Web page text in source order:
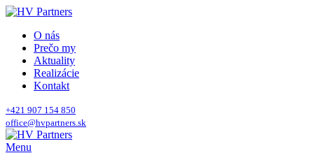
O nás
Prečo my
Aktuality
Realizácie
Kontakt
+421 907 154 850
office@hvpartners.sk
Menu